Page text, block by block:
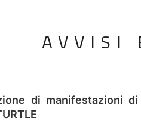
AVVISI
di manifestazioni